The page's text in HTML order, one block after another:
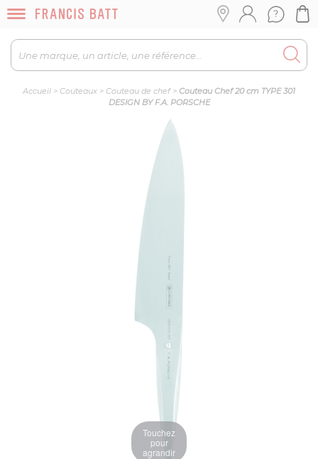
Accueil > Couteaux > Couteau de chef> Couteau Chef 20 cm TYPE 301
DESIGN BY F.A. PORSCHE
Touchez
pour
agrandir